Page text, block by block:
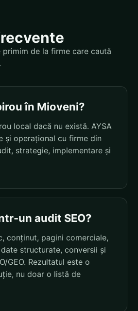
de la firme care caută
în Mioveni?
local dacă nu există. AYSA
și operațional cu firme din
strategie, implementare și
un audit SEO?
conținut, pagini comerciale,
structurate, conversii și
GEO. Rezultatul este o
nu doar o listă de